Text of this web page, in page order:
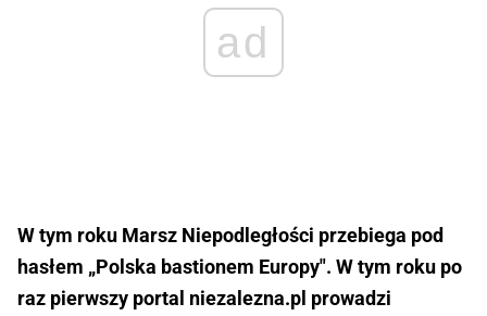
ad
W tym roku Marsz Niepodległości przebiega pod
hasłem „Polska bastionem Europy". W tym roku po
raz pierwszy portal niezalezna.pl prowadzi